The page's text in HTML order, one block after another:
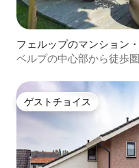
フェルップのマンション
ベルプの中心部から徒歩
ゲストチョイス
ゲストチョイス